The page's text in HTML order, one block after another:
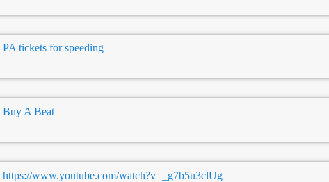
PA tickets for speeding
Buy A Beat
https://www.youtube.com/watch?v=_g7b5u3clUg